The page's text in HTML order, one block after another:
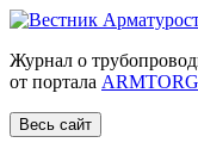
Журнал о
от портала
Весь сайт